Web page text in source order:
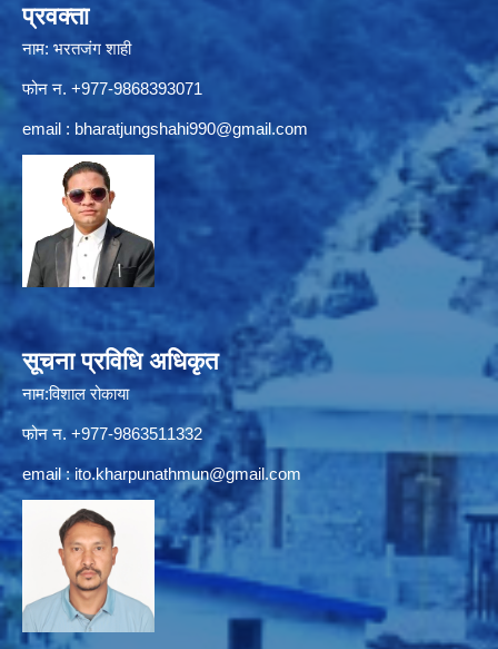
प्रवक्ता
नाम: भरतजंग शाही
फोन न. +977-9868393071
email : bharatjungshahi990@gmail.com
सूचना प्रविधि अधिकृत
नाम:विशाल रोकाया
फोन न. +977-9863511332
email :ito.kharpunathmun@gmail.com